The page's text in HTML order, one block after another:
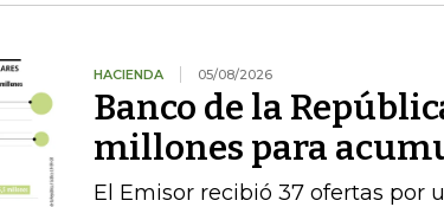
HACIENDA 05/08/2026
Banco de la
millones para
El Emisor recibió 37 ofertas por